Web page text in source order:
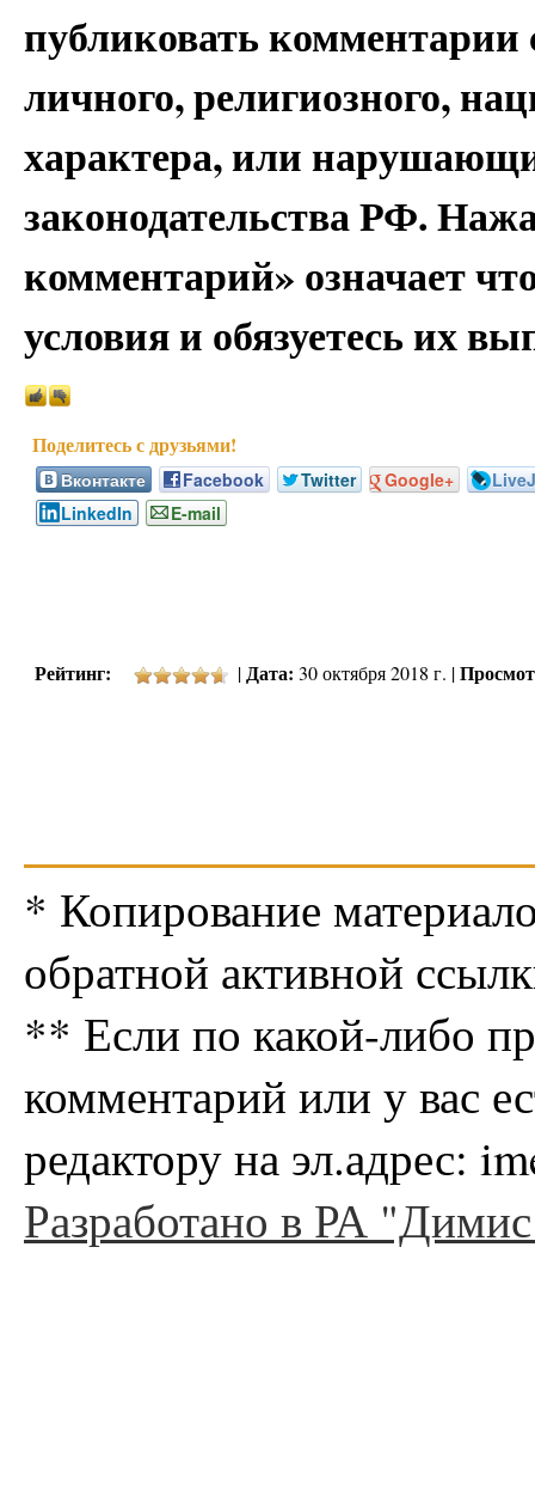
публиковать
личного, религиозного,
характера, или
законодательства РФ.
комментарий» означает
условия и обязуетесь их
Вконтакте Facebook Twitter Google+
LinkedIn
E-mail
Рейтинг: |Дата: 30 октября 2018 г. |
* Копирование
обратной активной
** Если по какой-либо
комментарий или у вас
редактору на эл.адрес:
Разработано в РА